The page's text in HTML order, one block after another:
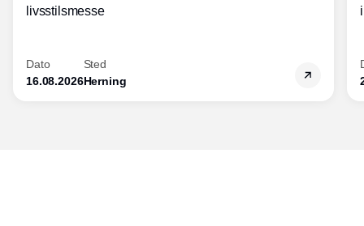
livsstilsmesse
Dato
16.08.2026
Sted
Herning